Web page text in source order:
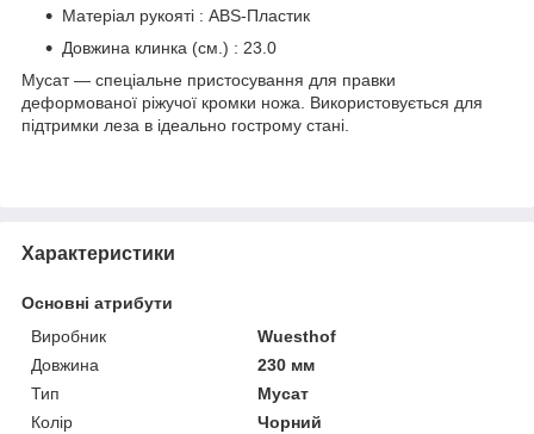
Матеріал рукояті : ABS-Пластик
Довжина клинка (см.) : 23.0
Мусат — спеціальне пристосування для правки
деформованої ріжучої кромки ножа. Використовується для
підтримки леза в ідеально гострому стані.
Характеристики
Основні атрибути
Виробник
Wuesthof
Довжина
230 мм
Тип
Мусат
Колір
Чорний